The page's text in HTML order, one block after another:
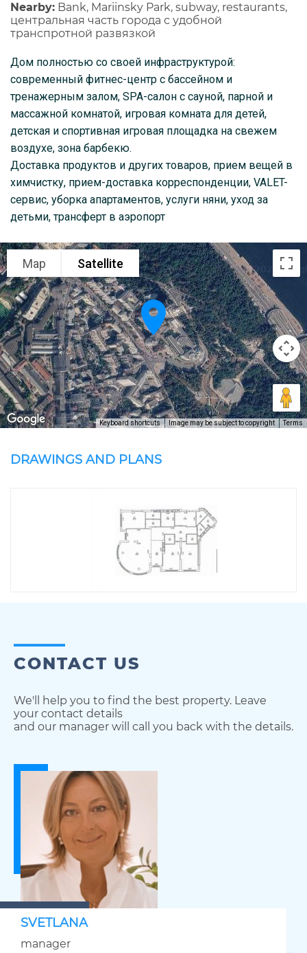
Nearby: Bank, Mariinsky Park, subway, restaurants,
центральная часть города с удобной
транспротной развязкой
Дом полностью со своей инфраструктурой:
современный фитнес-центр с бассейном и
тренажерным залом, SPA-салон с сауной, парной и
массажной комнатой, игровая комната для детей,
детская и спортивная игровая площадка на свежем
воздухе, зона барбекю.
Доставка продуктов и других товаров, прием вещей в
химчистку, прием-доставка корреспонденции, VALET-
сервис, уборка апартаментов, услуги няни, уход за
детьми, трансферт в аэропорт
Map Satellite
Keyboard shortcuts Image may be subject to copyright Terms
DRAWINGS AND PLANS
CONTACT US
We'll help you to find the best property. Leave
your contact details
and our manager will call you back with the details.
SVETLANA
manager